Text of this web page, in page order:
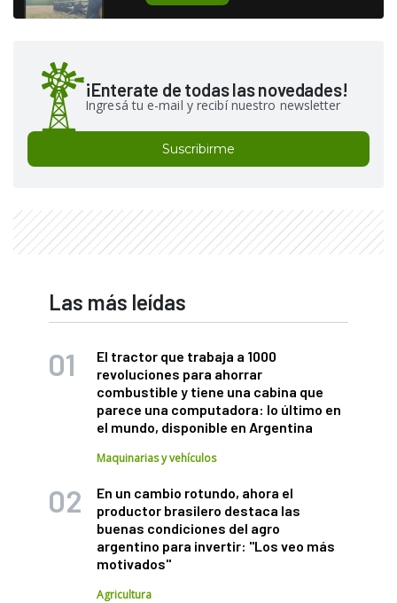
¡Enterate de todas las novedades!
Ingresá tu e-mail y recibí nuestro newsletter
Suscribirme
Las más leídas
El tractor que trabaja a 1000
revoluciones para ahorrar
combustible y tiene una cabina que
parece una computadora: lo último en
el mundo, disponible en Argentina
Maquinarias y vehículos
En un cambio rotundo, ahora el
productor brasilero destaca las
buenas condiciones del agro
argentino para invertir: "Los veo más
motivados"
Agricultura